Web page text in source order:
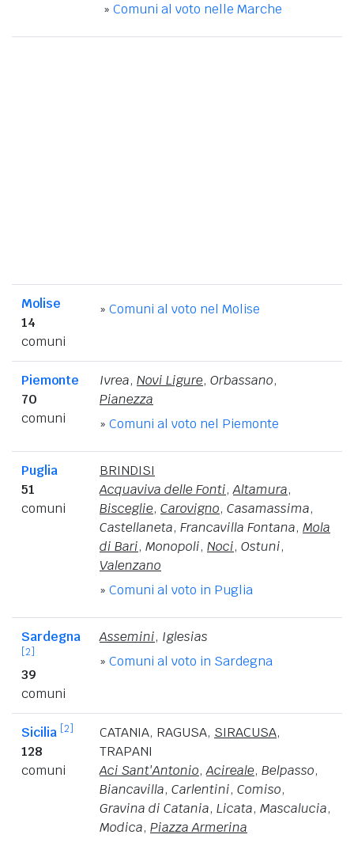
» Comuni al voto nelle Marche
Molise
14
comuni
» Comuni al voto nel Molise
Piemonte
70
comuni
Ivrea, Novi Ligure, Orbassano,
Pianezza
» Comuni al voto nel Piemonte
Puglia
51
comuni
BRINDISI
Acquaviva delle Fonti,Altamura,
Bisceglie, Carovigno, Casamassima,
Castellaneta, Francavilla Fontana, Mola
di Bari, Monopoli, Noci, Ostuni,
Valenzano
» Comuni al voto in Puglia
Sardegna
[2]
39
comuni
Assemini, Iglesias
» Comuni al voto in Sardegna
Sicilia [2]
128
comuni
CATANIA, RAGUSA, SIRACUSA,
TRAPANI
Aci Sant'Antonio,Acireale, Belpasso,
Biancavilla, Carlentini, Comiso,
Gravina di Catania, Licata, Mascalucia,
Modica, Piazza Armerina